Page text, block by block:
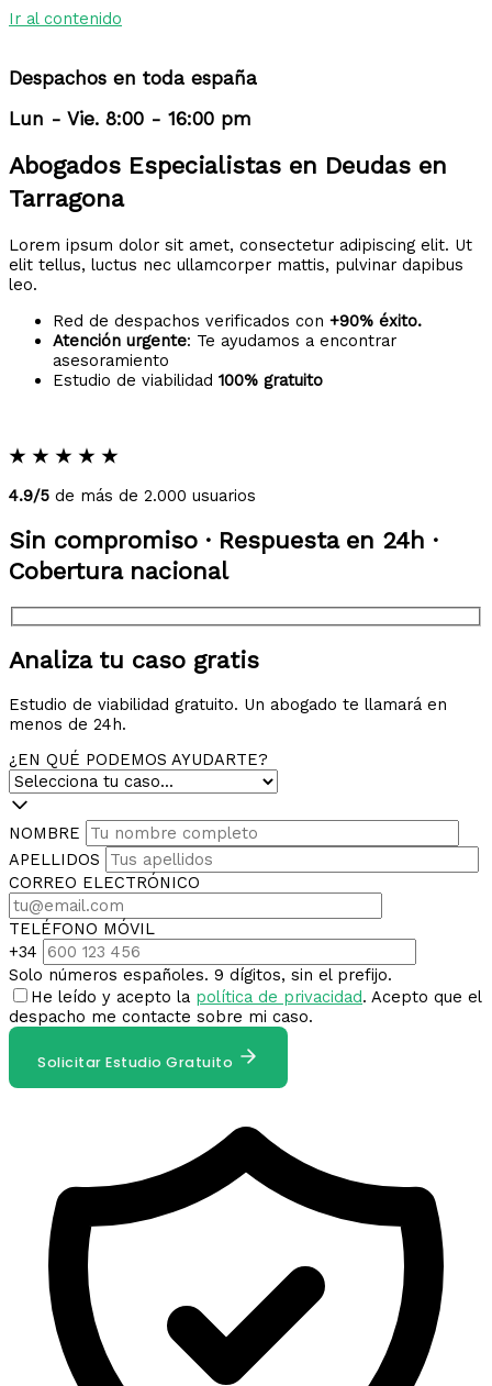
Ir al contenido
Despachos en toda españa
Lun - Vie. 8:00 - 16:00 pm
Abogados Especialistas en Deudas en
Tarragona
Lorem ipsum dolor sit amet, consectetur adipiscing elit. Ut
elit tellus, luctus nec ullamcorper mattis, pulvinar dapibus
leo.
Red de despachos verificados con +90% éxito.
Atención urgente: Te ayudamos a encontrar
asesoramiento
Estudio de viabilidad 100% gratuito
★ ★ ★ ★ ★
4.9/5 de más de 2.000 usuarios
Sin compromiso · Respuesta en 24h ·
Cobertura nacional
Analiza tu caso gratis
Estudio de viabilidad gratuito. Un abogado te llamará en
menos de 24h.
¿EN QUÉ PODEMOS AYUDARTE?
NOMBRE
APELLIDOS
CORREO ELECTRÓNICO
TELÉFONO MÓVIL
+34
Solo números españoles. 9 dígitos, sin el prefijo.
He leído y acepto la política de privacidad. Acepto que el
despacho me contacte sobre mi caso.
Solicitar Estudio Gratuito